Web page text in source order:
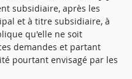
subsidiaire, après les
et à titre subsidiaire, à
qu'elle ne soit
demandes et partant
pourtant envisagé par les